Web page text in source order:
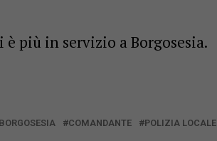
più in servizio a Borgosesia.
BORGOSESIA COMANDANTE POLIZIA LOCALE